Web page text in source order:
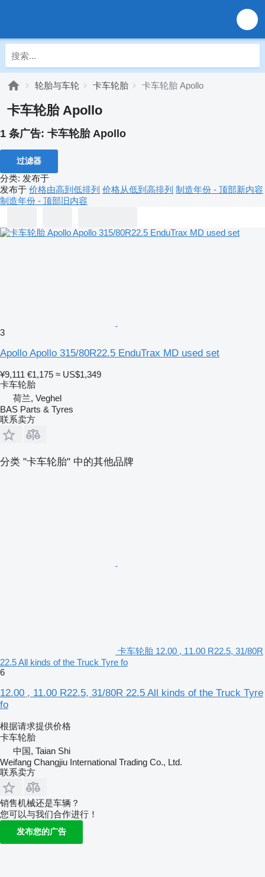
轮胎与车轮 卡车轮胎 卡车轮胎 Apollo
卡车轮胎 Apollo
1 条广告: 卡车轮胎 Apollo
过滤器
分类: 发布于
发布于 价格由高到低排列 价格从低到高排列 制造年份 - 顶部新内容
制造年份 - 顶部旧内容
3
Apollo Apollo 315/80R22.5 EnduTrax MD used set
¥9,111 €1,175 ≈ US$1,349
卡车轮胎
荷兰, Veghel
BAS Parts & Tyres
联系卖方
分类 "卡车轮胎" 中的其他品牌
卡车轮胎 12.00 , 11.00 R22.5, 31/80R
22.5 All kinds of the Truck Tyre fo
6
12.00 , 11.00 R22.5, 31/80R 22.5 All kinds of the Truck Tyre
fo
根据请求提供价格
卡车轮胎
中国, Taian Shi
Weifang Changjiu International Trading Co., Ltd.
联系卖方
销售机械还是车辆？
您可以与我们合作进行！
发布您的广告